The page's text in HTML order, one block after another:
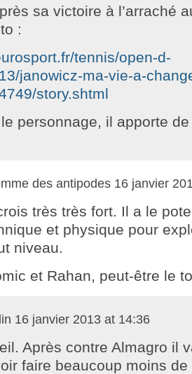
sa victoire à l’arraché
:
tennis/open-d-
janowicz-ma-vie-a-
story.shtml
personnage, il apporte
des antipodes 16 janvier
très très fort. Il a le
et physique pour
niveau.
et Rahan, peut-être le
16 janvier 2013 at 14:36
Après contre Almagro il
faire beaucoup moins de